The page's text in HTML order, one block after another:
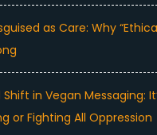
as Care: Why
in Vegan Messaging:
or Fighting All Oppression